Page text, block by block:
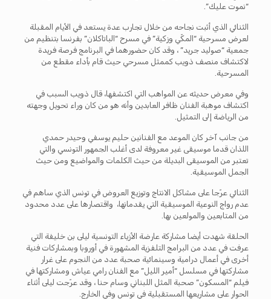
“نموت عليك”.
الثنائي الذي أثبت نجاحه من خلال تجارب عدة يستعد في الأيام المقبلة
لعرض مسرحية “المكّي وزكية” في مسرح “الباتاكلان” بفرنسا بتنظيم من
جمعية “صوليد جريد” ، وقد كان حضورهما في البرنامج فرصة فريدة
لاكتشاف منصف ذويب كممثل مسرحي حيث قام بأداء مقطع من
المسرحية.
وفي معرض حديثه عن المواهب التي اكتشفها، قال ذويب السبب في
اكتشاف موهبة الفنان ظافر العابدين وأنه هو من كان وراء تحويل وجهته
من الرياضة إلى التمثيل.
من جانب آخر كان الموعد مع الفنانين حليم يوسفي وحيدر حمدي
اللذان قدما موسيقى غير معروفة لدى أغلب الجمهور التونسي والتي
تعتبر من الموسيقى البديلة من حيث الكلمات والمواضيع ومن حيث
الجمل الموسيقية.
الثنائي عرّجا على مشاكل الانتاج وتوزيع العروض في تونس الذي ساهم في
عدم رواج النوعية الموسيقية التي يقدمانها، واقتصارها على عدد محدود
من المتابعين والمولعين بها.
الحلقة شهدت أيضا مشاركة عارضة الأزياء التونسية ليلى بن خليفة التي
عرفت في عدد من البرامج التلفزية المشهورة في أوروبا وبمشاركات فنية
أخرى في أعمال درامية وسينمائية صحبة عدد من النجوم على غرار
مشاركتها في مسلسل “أمير الليل” مع الفنان رامي عياش ومشاركتها في
فيلم “المسكون” صحبة المثل اللبناني وسام حنا ، وقد عرّجت ليلى أثناء
الحوار على مشاريعها المستقبلية في تونس وفي الخارج.